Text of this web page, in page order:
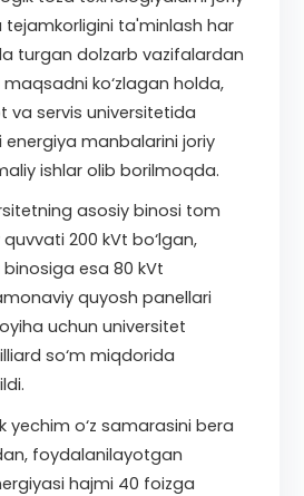
tejamkorligini ta'minlash har
turgan dolzarb vazifalardan
ko‘zlagan holda,
va servis universitetida
manbalarini joriy
ishlar olib borilmoqda.
asosiy binosi tom
200 kVt bo‘lgan,
esa 80 kVt
quyosh panellari
uchun universitet
so‘m miqdorida
yechim o‘z samarasini bera
foydalanilayotgan
hajmi 40 foizga